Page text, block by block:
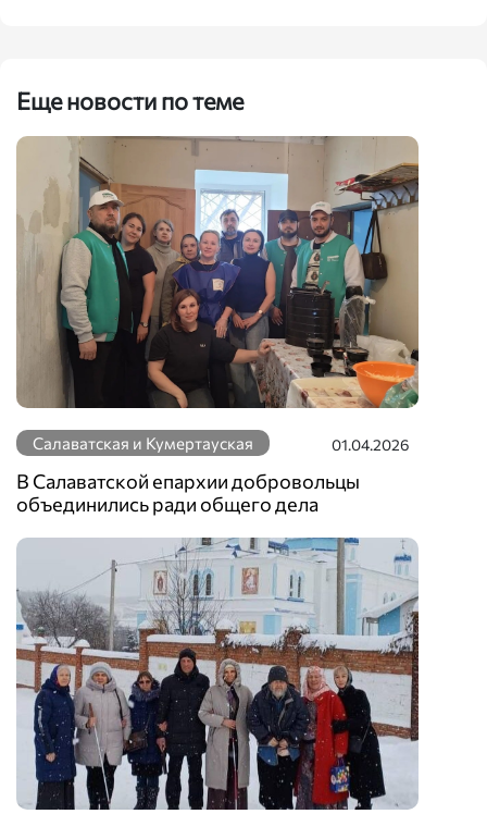
Еще новости по теме
Салаватская и Кумертауская 01.04.2026
В Салаватской епархии добровольцы
объединились ради общего дела